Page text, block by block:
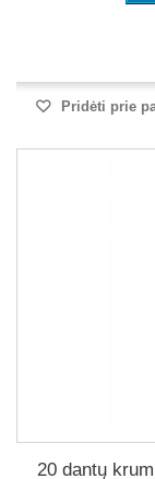
Pridėti prie
20 dantų